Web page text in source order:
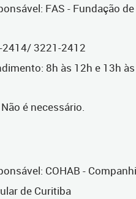
FAS - Fundação de
2414/ 3221-2412
8h às 12h e 13h às
é necessário.
COHAB -
de Curitiba